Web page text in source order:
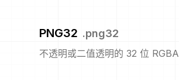
PNG32 .png32
不透明或二值透明的 32 位 RGBA